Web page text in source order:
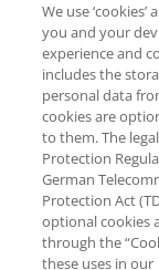
Rechtliche
Sitemap
We use
you and your
experience and
includes the
personal data
cookies are
to them. The
Protection
German
Protection Act
optional cookies
through the
these uses in our